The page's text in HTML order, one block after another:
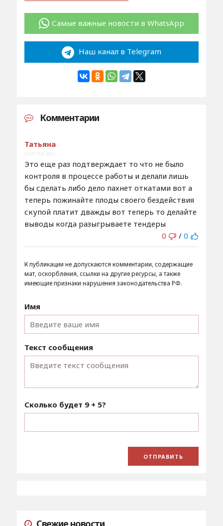
Самые важные новости в WhatsApp
Наш канал в Telegram
Комментарии
Татьяна
5:13 / 15.6.2021
Это еще раз подтверждает то что не было
контроля в процессе работы и делали лишь
бы сделать либо дело пахнет откатами вот а
теперь пожинайте плоды своего бездействия
скупой платит дважды вот теперь то делайте
выводы когда разыгрываете тендеры
0
/ 0
К публикации не допускаются комментарии, содержащие
мат, оскорбления, ссылки на другие ресурсы, а также
имеющие признаки нарушения законодательства РФ.
Имя
Текст сообщения
Сколько будет 9 + 5?
Свежие новости